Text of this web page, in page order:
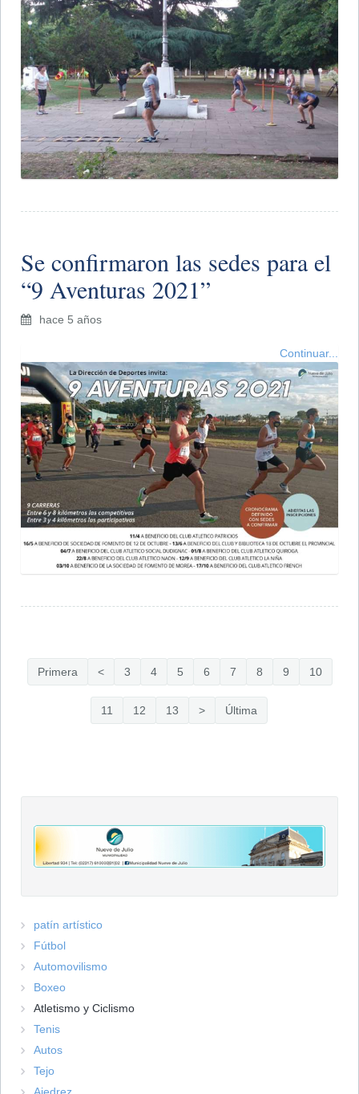
​Se confirmaron las sedes para el
“9 Aventuras 2021”
hace 5 años
Continuar...
Primera < 3 4 5 6 7 8 9 10
11 12 13 > Última
patín artístico
Fútbol
Automovilismo
Boxeo
Atletismo y Ciclismo
Tenis
Autos
Tejo
Ajedrez